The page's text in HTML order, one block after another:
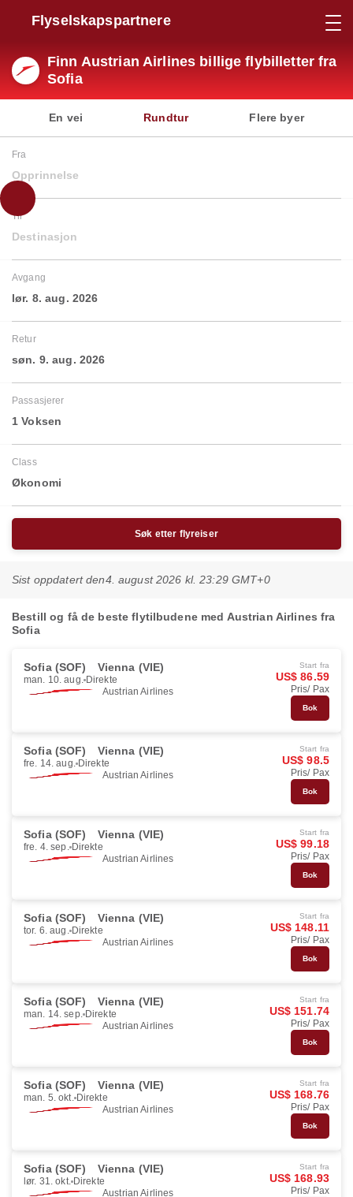
Flyselskapspartnere
Finn Austrian Airlines billige flybilletter fra
Sofia
En vei Rundtur Flere byer
Fra
Opprinnelse
Til
Destinasjon
Avgang
lør. 8. aug. 2026
Retur
søn. 9. aug. 2026
Passasjerer
1 Voksen
Class
Økonomi
Søk etter flyreiser
Sist oppdatert den4. august 2026 kl. 23:29 GMT+0
Bestill og få de beste flytilbudene med Austrian Airlines fra
Sofia
Sofia (SOF) Vienna (VIE)
man. 10. aug. Direkte
Austrian Airlines
Start fra
US$ 86.59
Pris/ Pax
Bok
Sofia (SOF) Vienna (VIE)
fre. 14. aug. Direkte
Austrian Airlines
Start fra
US$ 98.5
Pris/ Pax
Bok
Sofia (SOF) Vienna (VIE)
fre. 4. sep. Direkte
Austrian Airlines
Start fra
US$ 99.18
Pris/ Pax
Bok
Sofia (SOF) Vienna (VIE)
tor. 6. aug. Direkte
Austrian Airlines
Start fra
US$ 148.11
Pris/ Pax
Bok
Sofia (SOF) Vienna (VIE)
man. 14. sep. Direkte
Austrian Airlines
Start fra
US$ 151.74
Pris/ Pax
Bok
Sofia (SOF) Vienna (VIE)
man. 5. okt. Direkte
Austrian Airlines
Start fra
US$ 168.76
Pris/ Pax
Bok
Sofia (SOF) Vienna (VIE)
lør. 31. okt. Direkte
Austrian Airlines
Start fra
US$ 168.93
Pris/ Pax